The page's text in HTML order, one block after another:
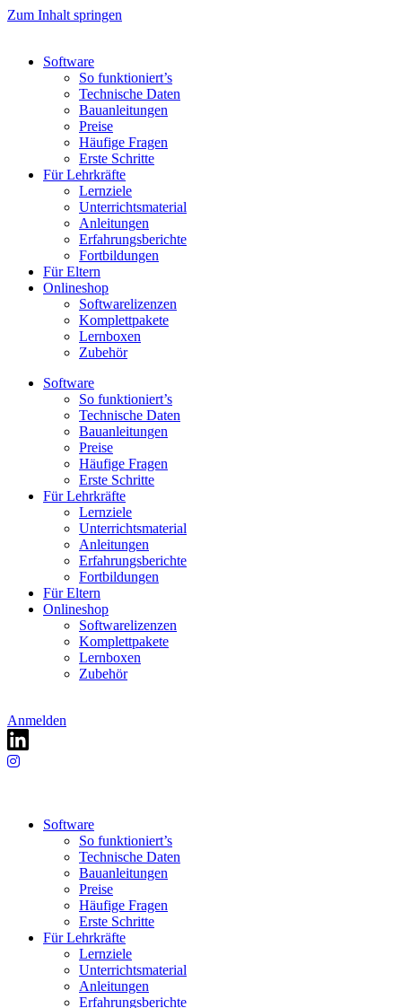
Zum Inhalt springen
Software
So funktioniert’s
Technische Daten
Bauanleitungen
Preise
Häufige Fragen
Erste Schritte
Für Lehrkräfte
Lernziele
Unterrichtsmaterial
Anleitungen
Erfahrungsberichte
Fortbildungen
Für Eltern
Onlineshop
Softwarelizenzen
Komplettpakete
Lernboxen
Zubehör
Software
So funktioniert’s
Technische Daten
Bauanleitungen
Preise
Häufige Fragen
Erste Schritte
Für Lehrkräfte
Lernziele
Unterrichtsmaterial
Anleitungen
Erfahrungsberichte
Fortbildungen
Für Eltern
Onlineshop
Softwarelizenzen
Komplettpakete
Lernboxen
Zubehör
Anmelden
Software
So funktioniert’s
Technische Daten
Bauanleitungen
Preise
Häufige Fragen
Erste Schritte
Für Lehrkräfte
Lernziele
Unterrichtsmaterial
Anleitungen
Erfahrungsberichte